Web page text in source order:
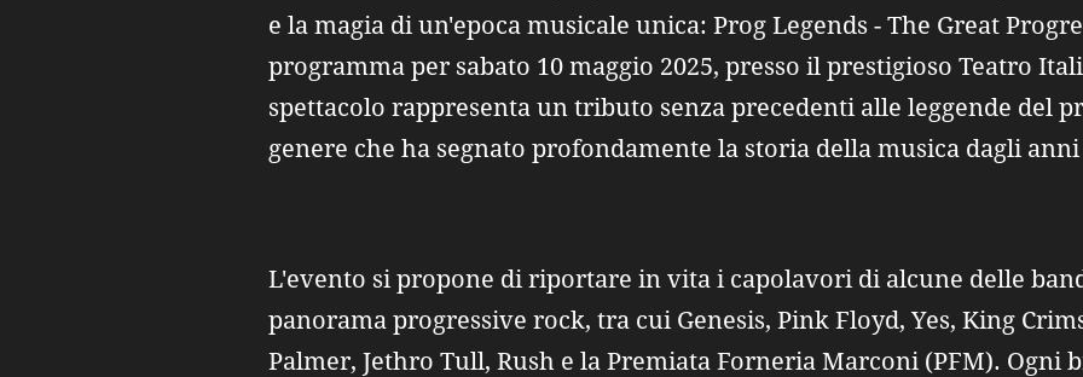
e la magia di un'epoca musicale unica: Prog Legends - The Great
programma per sabato 10 maggio 2025, presso il prestigioso Teatro
spettacolo rappresenta un tributo senza precedenti alle leggende del
genere che ha segnato profondamente la storia della musica dagli anni
L'evento si propone di riportare in vita i capolavori di alcune delle
panorama progressive rock, tra cui Genesis, Pink Floyd, Yes, King
Palmer, Jethro Tull, Rush e la Premiata Forneria Marconi (PFM). Ogni